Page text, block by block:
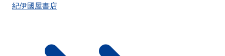
紀伊國屋書店